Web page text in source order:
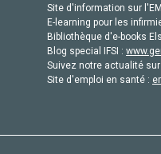
Site d'information sur
E-learning pour les
Bibliothèque d'e-books
Blog special IFSI :
Suivez notre actualité
Site d'emploi en santé :